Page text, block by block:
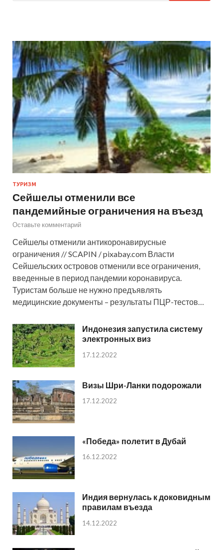
ТУРИЗМ
Сейшелы отменили все
пандемийные ограничения на въезд
Оставьте комментарий
Сейшелы отменили антикоронавирусные
ограничения // SCAPIN / pixabay.com Власти
Сейшельских островов отменили все ограничения,
введенные в период пандемии коронавируса.
Туристам больше не нужно предъявлять
медицинские документы – результаты ПЦР-тестов…
Индонезия запустила систему
электронных виз
17.12.2022
Визы Шри-Ланки подорожали
17.12.2022
«Победа» полетит в Дубай
16.12.2022
Индия вернулась к доковидным
правилам въезда
14.12.2022